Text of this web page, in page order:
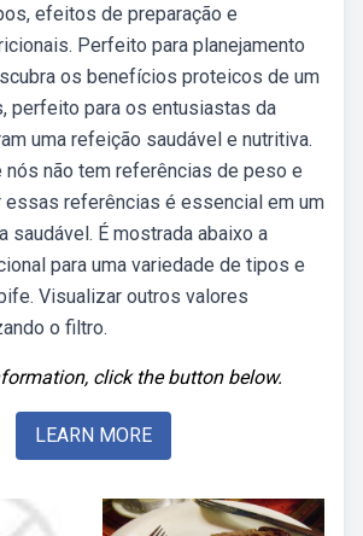
efeitos de preparação e
Perfeito para planejamento
os benefícios proteicos de um
perfeito para os entusiastas da
uma refeição saudável e nutritiva.
nós não tem referências de peso e
essas referências é essencial em um
saudável. É mostrada abaixo a
para uma variedade de tipos e
Visualizar outros valores
o filtro.
click the button below.
LEARN MORE